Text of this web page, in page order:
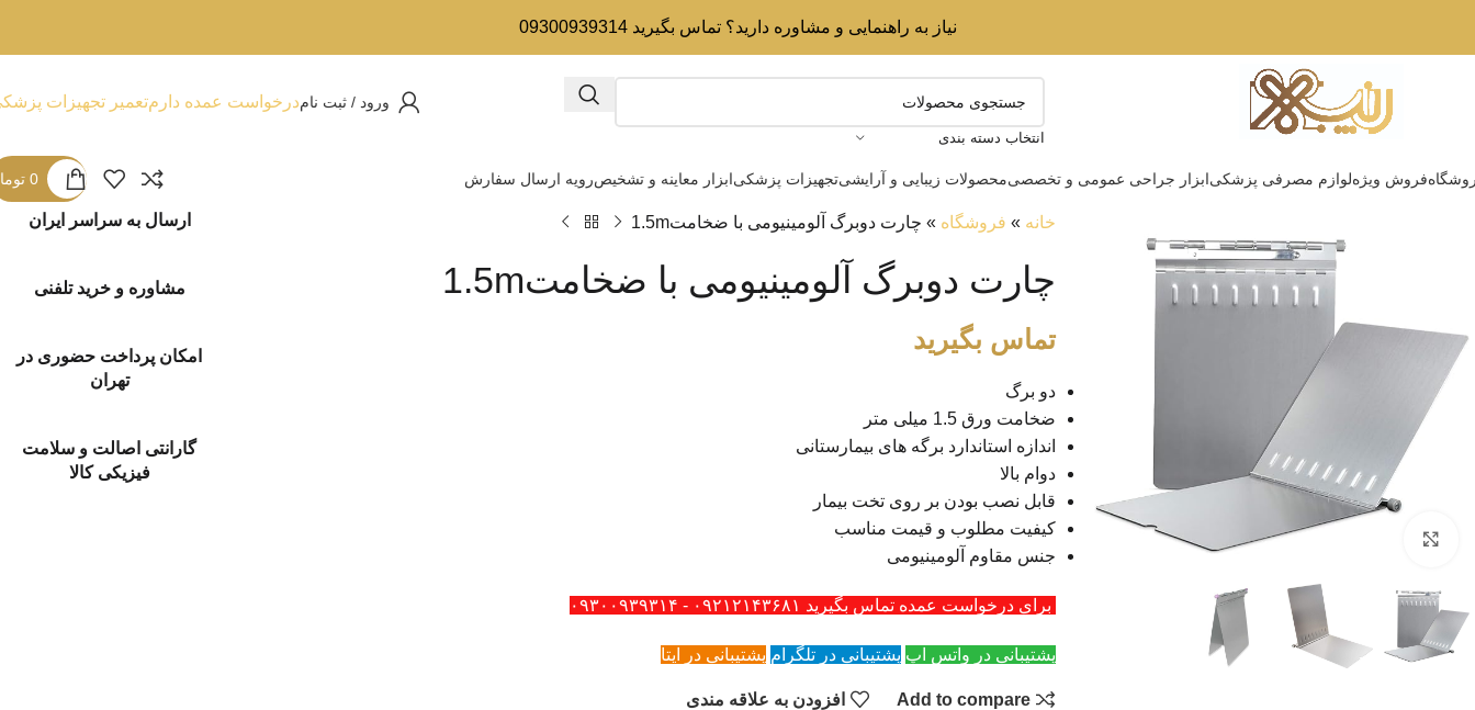
نیاز به راهنمایی و مشاوره دارید؟ تماس بگیرید 09300939314
انتخاب دسته بندی
ورود / ثبت نامدرخواست عمده دارمتعمیر تجهیزات
فروش ویژهلوازم مصرفی پزشکیابزار جراحی عمومی و تخصصیمحصولات زیبایی و آرایشیتجهیزات پزشکیابزار معاینه و تشخیصرویه ارسال سفارش 0
خانه » فروشگاه » چارت دوبرگ آلومینیومی با ضخامت1.5m
چارت دوبرگ آلومینیومی با ضخامت1.5m
تماس بگیرید
دو برگ
ضخامت ورق 1.5 میلی متر
اندازه استاندارد برگه های بیمارستانی
دوام بالا
قابل نصب بودن بر روی تخت بیمار
کیفیت مطلوب و قیمت مناسب
جنس مقاوم آلومینیومی
برای درخواست عمده تماس بگیرید ۰۹۲۱۲۱۴۳۶۸۱ - ۰۹۳۰۰۹۳۹۳۱۴
پشتیبانی در واتس اپ پشتیبانی در تلگرام پشتیبانی در ایتا
Add to compare افزودن به علاقه مندی
ارسال به سراسر ایران
مشاوره و خرید تلفنی
امکان پرداخت حضوری در
تهران
گارانتی اصالت و سلامت
فیزیکی کالا